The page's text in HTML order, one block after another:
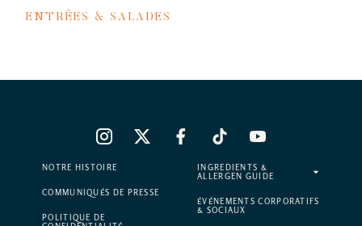
ENTRÉES & SALADES
NOTRE HISTOIRE
COMMUNIQUÉS DE PRESSE
POLITIQUE DE
INGREDIENTS &
ALLERGEN GUIDE
ÉVÉNEMENTS CORPORATIFS
& SOCIAUX